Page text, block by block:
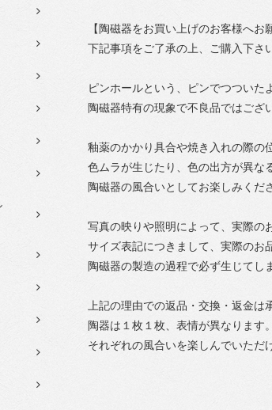
【陶磁器をお買い上げのお客様へお
下記事項をご了承の上、ご購入下さ
ピンホールという、ピンでつついた
陶磁器特有の現象で不良品ではござ
釉薬のかかり具合や焼き入れの際の
色ムラが生じたり、色の出方が異な
陶磁器の風合いとしてお楽しみくだ
写真の映りや照明によって、実際の
サイズ表記につきまして、実際のお
陶磁器の製造の過程で必ず生じてし
上記の理由での返品・交換・返金は
陶器は１枚１枚、表情が異なります。
それぞれの風合いを楽しんでいただ